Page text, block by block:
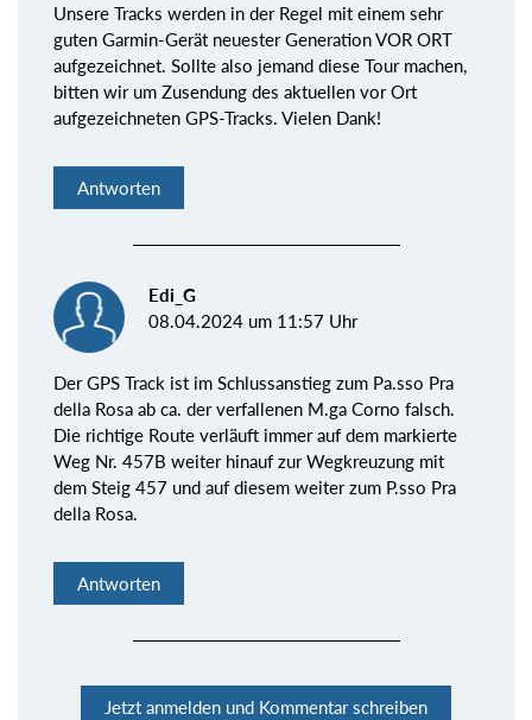
Unsere Tracks werden in der Regel mit einem sehr
guten Garmin-Gerät neuester Generation VOR ORT
aufgezeichnet. Sollte also jemand diese Tour machen,
bitten wir um Zusendung des aktuellen vor Ort
aufgezeichneten GPS-Tracks. Vielen Dank!
Antworten
Edi_G
08.04.2024 um 11:57 Uhr
Der GPS Track ist im Schlussanstieg zum Pa.sso Pra
della Rosa ab ca. der verfallenen M.ga Corno falsch.
Die richtige Route verläuft immer auf dem markierte
Weg Nr. 457B weiter hinauf zur Wegkreuzung mit
dem Steig 457 und auf diesem weiter zum P.sso Pra
della Rosa.
Antworten
Jetzt anmelden und Kommentar schreiben